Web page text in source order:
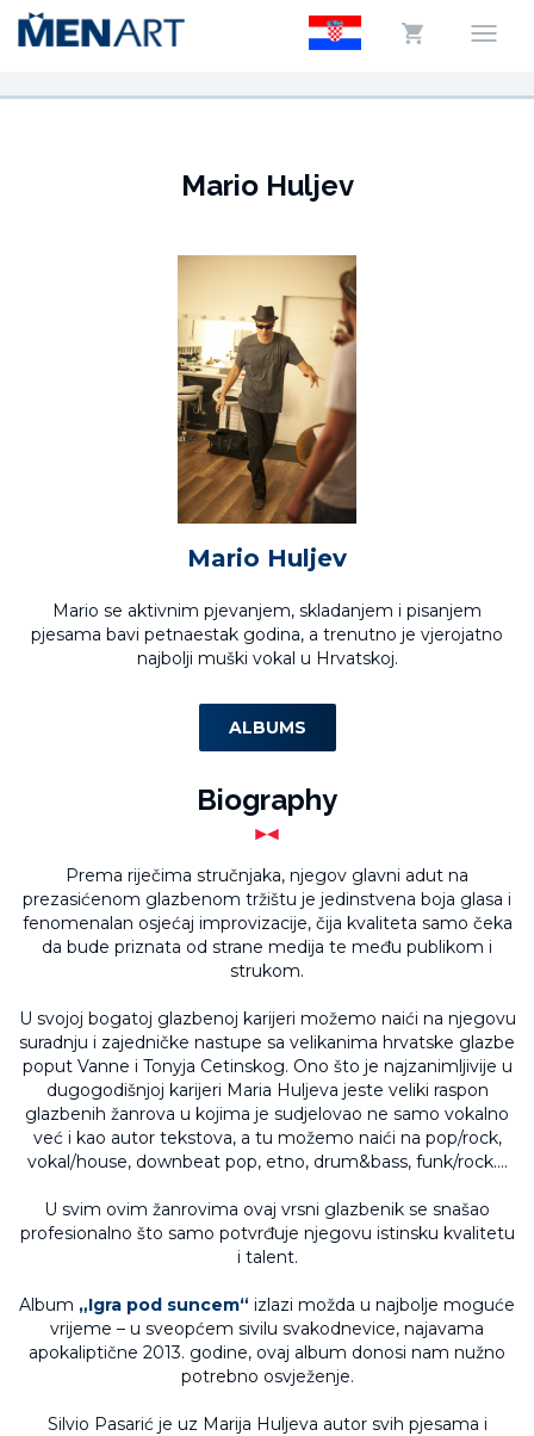
Mario Huljev
Mario Huljev
Mario se aktivnim pjevanjem, skladanjem i pisanjem
pjesama bavi petnaestak godina, a trenutno je vjerojatno
najbolji muški vokal u Hrvatskoj.
ALBUMS
Biography
Prema riječima stručnjaka, njegov glavni adut na
prezasićenom glazbenom tržištu je jedinstvena boja glasa i
fenomenalan osjećaj improvizacije, čija kvaliteta samo čeka
da bude priznata od strane medija te među publikom i
strukom.
U svojoj bogatoj glazbenoj karijeri možemo naići na njegovu
suradnju i zajedničke nastupe sa velikanima hrvatske glazbe
poput Vanne i Tonyja Cetinskog. Ono što je najzanimljivije u
dugogodišnjoj karijeri Maria Huljeva jeste veliki raspon
glazbenih žanrova u kojima je sudjelovao ne samo vokalno
već i kao autor tekstova, a tu možemo naići na pop/rock,
vokal/house, downbeat pop, etno, drum&bass, funk/rock….
U svim ovim žanrovima ovaj vrsni glazbenik se snašao
profesionalno što samo potvrđuje njegovu istinsku kvalitetu
i talent.
Album „Igra pod suncem“ izlazi možda u najbolje moguće
vrijeme – u sveopćem sivilu svakodnevice, najavama
apokaliptične 2013. godine, ovaj album donosi nam nužno
potrebno osvježenje.
Silvio Pasarić je uz Marija Huljeva autor svih pjesama i